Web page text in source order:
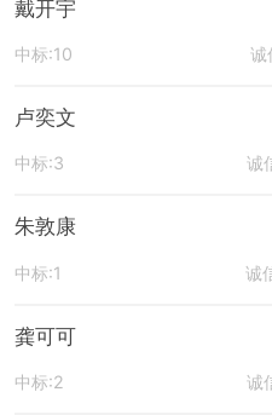
戴开宇
中标:10 诚
卢奕文
中标:3 诚
朱敦康
中标:1 诚
龚可可
中标:2 诚